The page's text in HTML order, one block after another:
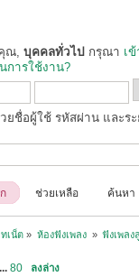
ณ, บุคคลทั่วไป กรุณา เ
การใช้งาน?
ยชื่อผู้ใช้ รหัสผ่าน และร
ช่วยเหลือ ค้นหา
เน็ต » ห้องฟังเพลง » ฟังเพล
...80 ลงล่าง